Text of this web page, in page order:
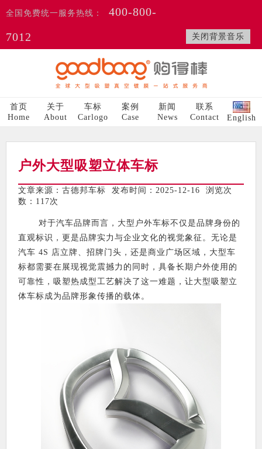
关闭背景音乐
全国免费统一服务热线：
400-800-
7012
首页
Home
关于
About
车标
Carlogo
案例
Case
新闻
News
联系
Contact
English
户外大型吸塑立体车标
文章来源：古德邦车标 发布时间：2025-12-16 浏览次
数： 117次
对于汽车品牌而言，大型户外车标不仅是品牌身份的
直观标识，更是品牌实力与企业文化的视觉象征。无论是
汽车 4S 店立牌、招牌门头，还是商业广场区域，大型车
标都需要在展现视觉震撼力的同时，具备长期户外使用的
可靠性，吸塑热成型工艺解决了这一难题，让大型吸塑立
体车标成为品牌形象传播的载体。